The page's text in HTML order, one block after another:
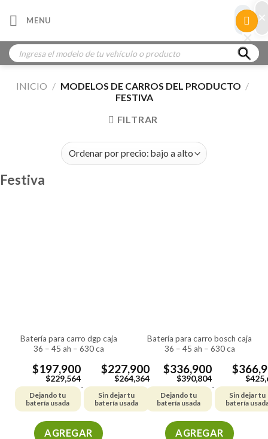
MENU
Búsqueda
de
productos
INICIO / MODELOS DE CARROS DEL PRODUCTO /
FESTIVA
FILTRAR
Festiva
batería para carro dgp caja
36 – 45 ah – 630 ca
$197,900
$229,564
Dejando tu
batería usada
-
$227,900
$264,364
Sin dejar tu
batería usada
AGREGAR
batería para carro bosch caja
36 – 45 ah – 630 ca
$336,900
$390,804
Dejando tu
batería usada
-
$
$
Sin dejar tu
batería
AGREGAR
×
×
×
×